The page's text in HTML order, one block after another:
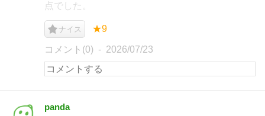
点でした。
ナイス ★9
コメント(0) 2026/07/23
panda